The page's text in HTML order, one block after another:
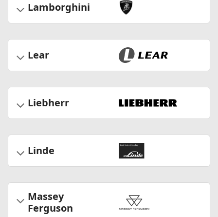
Lamborghini
Lear
Liebherr
Linde
Massey
Ferguson